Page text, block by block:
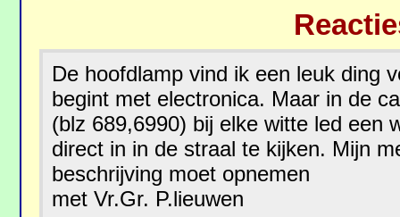
De hoofdlamp vind ik een leuk ding
begint met electronica. Maar in de
(blz 689,6990) bij elke witte led een
direct in in de straal te kijken. Mijn
beschrijving moet opnemen
met Vr.Gr. P.lieuwen